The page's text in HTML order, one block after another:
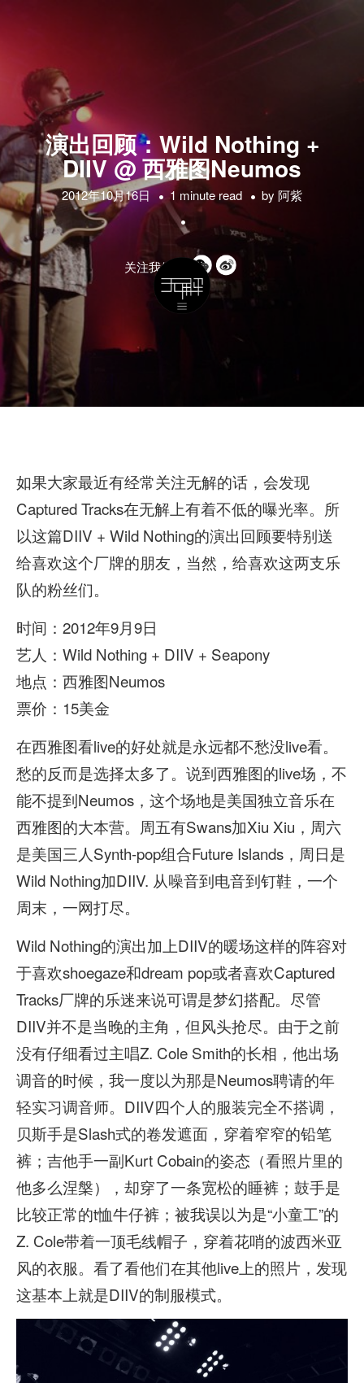
演出回顾：Wild Nothing +
DIIV @ 西雅图Neumos
2012年10月16日 1 minute read by 阿紫
关注我们的:
如果大家最近有经常关注无解的话，会发现
Captured Tracks在无解上有着不低的曝光率。所
以这篇DIIV + Wild Nothing的演出回顾要特别送
给喜欢这个厂牌的朋友，当然，给喜欢这两支乐
队的粉丝们。
时间：2012年9月9日
艺人：Wild Nothing + DIIV + Seapony
地点：西雅图Neumos
票价：15美金
在西雅图看live的好处就是永远都不愁没live看。
愁的反而是选择太多了。说到西雅图的live场，不
能不提到Neumos，这个场地是美国独立音乐在
西雅图的大本营。周五有Swans加Xiu Xiu，周六
是美国三人Synth-pop组合Future Islands，周日是
Wild Nothing加DIIV. 从噪音到电音到钉鞋，一个
周末，一网打尽。
Wild Nothing的演出加上DIIV的暖场这样的阵容对
于喜欢shoegaze和dream pop或者喜欢Captured
Tracks厂牌的乐迷来说可谓是梦幻搭配。尽管
DIIV并不是当晚的主角，但风头抢尽。由于之前
没有仔细看过主唱Z. Cole Smith的长相，他出场
调音的时候，我一度以为那是Neumos聘请的年
轻实习调音师。DIIV四个人的服装完全不搭调，
贝斯手是Slash式的卷发遮面，穿着窄窄的铅笔
裤；吉他手一副Kurt Cobain的姿态（看照片里的
他多么涅槃），却穿了一条宽松的睡裤；鼓手是
比较正常的t恤牛仔裤；被我误以为是“小童工”的
Z. Cole带着一顶毛线帽子，穿着花哨的波西米亚
风的衣服。看了看他们在其他live上的照片，发现
这基本上就是DIIV的制服模式。